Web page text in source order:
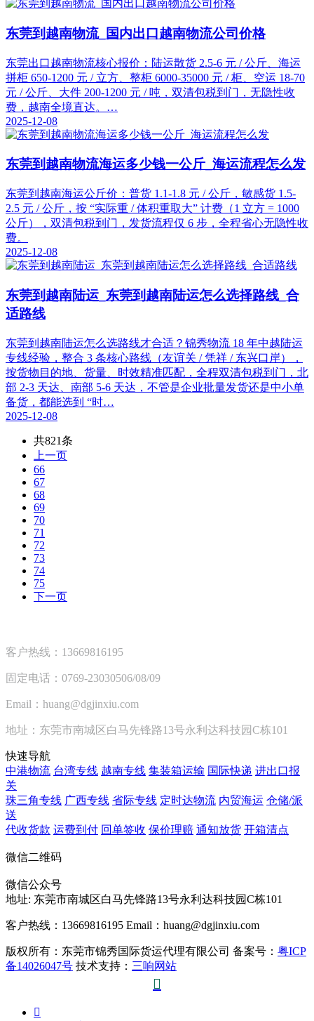
东莞到越南物流_国内出口越南物流公司价格
东莞出口越南物流核心报价：陆运散货 2.5-6 元 / 公斤、海运
拼柜 650-1200 元 / 立方、整柜 6000-35000 元 / 柜、空运 18-70
元 / 公斤、大件 200-1200 元 / 吨，双清包税到门，无隐性收
费，越南全境直达。…
2025-12-08
东莞到越南物流海运多少钱一公斤_海运流程怎么发
东莞到越南海运公斤价：普货 1.1-1.8 元 / 公斤，敏感货 1.5-
2.5 元 / 公斤，按 “实际重 / 体积重取大” 计费（1 立方 = 1000
公斤），双清包税到门，发货流程仅 6 步，全程省心无隐性收
费。
2025-12-08
东莞到越南陆运_东莞到越南陆运怎么选择路线_合
适路线
东莞到越南陆运怎么选路线才合适？锦秀物流 18 年中越陆运
专线经验，整合 3 条核心路线（友谊关 / 凭祥 / 东兴口岸），
按货物目的地、货量、时效精准匹配，全程双清包税到门，北
部 2-3 天达、南部 5-6 天达，不管是企业批量发货还是中小单
备货，都能选到 “时…
2025-12-08
共821条
上一页
66
67
68
69
70
71
72
73
74
75
下一页
客户热线：13669816195
固定电话：0769-23030506/08/09
Email：huang@dgjinxiu.com
地址：东莞市南城区白马先锋路13号永利达科技园C栋101
快速导航
中港物流 台湾专线 越南专线 集装箱运输 国际快递 进出口报
关
珠三角专线 广西专线 省际专线 定时达物流 内贸海运 仓储/派
送
代收货款 运费到付 回单签收 保价理赔 通知放货 开箱清点
微信二维码
微信公众号
地址: 东莞市南城区白马先锋路13号永利达科技园C栋101
客户热线：13669816195 Email：huang@dgjinxiu.com
版权所有：东莞市锦秀国际货运代理有限公司 备案号： 粤ICP
备14026047号 技术支持： 三响网站

